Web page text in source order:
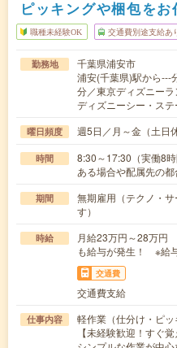
ピッキングや梱包をお
職種未経験OK 交通費別途支給あ
勤務地
千葉県浦安市
浦安(千葉県)駅から---
分／東京ディズニー
ディズニーシー・ス
曜日頻度 週5日／月～金（土日
時間
8:30～17:30（実働8
ある場合や配属先の
期間
無期雇用（テクノ・
す）
時給
月給23万円～28万円
も給与が発生！ ※給
交通費
交通費支給
仕事内容
軽作業（仕分け・ピッ
【未経験歓迎！すぐ